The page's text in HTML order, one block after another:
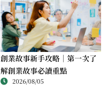
創業故事新手攻略｜第一次了
解創業故事必讀重點
2026/08/05